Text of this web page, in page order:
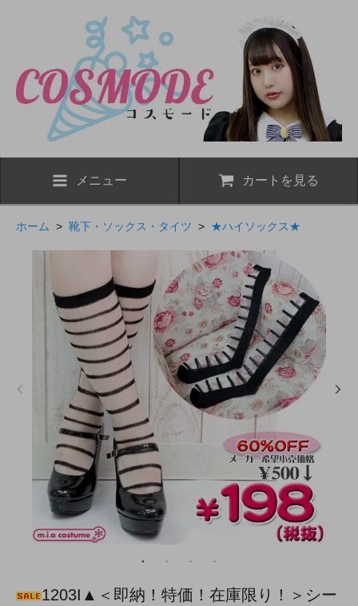
メニュー カートを見る
ホーム > 靴下・ソックス・タイツ > ★ハイソックス★
1203I▲＜即納！特価！在庫限り！＞シー